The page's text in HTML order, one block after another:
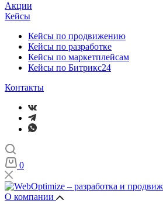
Акции
Кейсы
Кейсы по продвижению
Кейсы по разработке
Кейсы по маркетплейсам
Кейсы по Битрикс24
Контакты
0
О компании